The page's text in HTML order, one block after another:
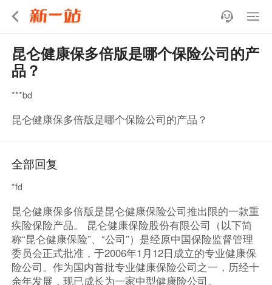
昆仑健康保多倍版是哪个保险公司的产
品？
***bd
昆仑健康保多倍版是哪个保险公司的产品？
全部回复
*fd
昆仑健康保多倍版是昆仑健康保险公司推出限的一款重
疾险保险产品。 昆仑健康保险股份有限公司（以下简
称“昆仑健康保险”、“公司”）是经原中国保险监督管理
委员会正式批准，于2006年1月12日成立的专业健康保
险公司。作为国内首批专业健康保险公司之一，历经十
余年发展，现已成长为一家中型健康险公司。